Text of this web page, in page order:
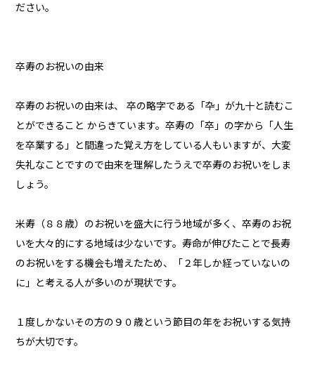
ださい。
卒寿のお祝いの由来
卒寿のお祝いの由来は、 卒の略字である「卆」が九十と読むこ
とができること からきています。卒寿の「卒」の字から「人生
を卒業する」と間違った覚え方をしている人もいますが、大変
失礼なことですので由来を理解したうえで卒寿のお祝いをしま
しょう。
米寿（８８歳）のお祝いを盛大に行う地域が多く、卒寿のお祝
いを大々的にする地域は少ないです。寿命が伸びたことで長寿
のお祝いをする機会も増えたため、「２年しか経っていないの
に」と考える人が多いのが現状です。
１度しかないその方の９０歳という節目の年をお祝いする気持
ちが大切です。